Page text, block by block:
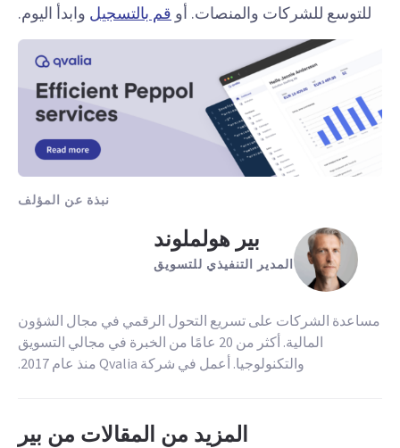
للتوسع للشركات والمنصات. أو قم بالتسجيل وابدأ اليوم.
نبذة عن المؤلف
بير هولملوند
المدير التنفيذي للتسويق
مساعدة الشركات على تسريع التحول الرقمي في مجال الشؤون
المالية. أكثر من 20 عامًا من الخبرة في مجالي التسويق
والتكنولوجيا. أعمل في شركة Qvalia منذ عام 2017.
المزيد من المقالات من بير